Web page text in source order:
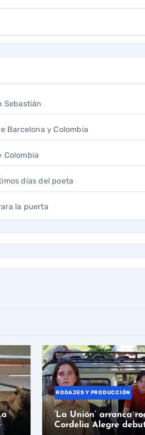
Sebastián
Barcelona y Colombia
Colombia
días del poeta
la puerta
RODAJES Y PRODUCCIÓN
‘La Unión’ arranca
Cordelia Alegre